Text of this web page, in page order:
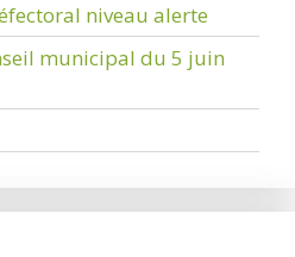
niveau alerte
municipal du 5 juin